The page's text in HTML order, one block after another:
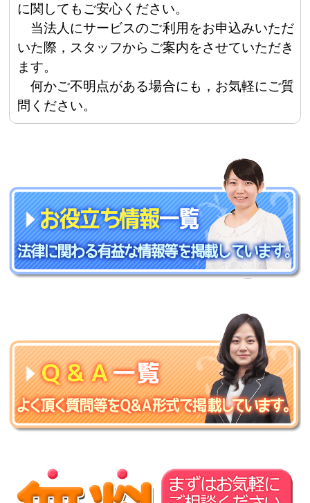
に関してもご安心ください。
当法人にサービスのご利用をお申込みいただ
いた際，スタッフからご案内をさせていただき
ます。
何かご不明点がある場合にも，お気軽にご質
問ください。